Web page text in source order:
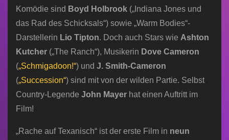
Komödie sind Boyd Holbrook („Indiana Jones und
das Rad des Schicksals“) sowie „Warm Bodies“-
Darstellerin Lio Tipton. Doch auch Stars wie Ashton
Kutcher („The Ranch“), Musikerin Dove Cameron
(„Schmigadoon!“) und J. Smith-Cameron
(„Succession“) sind mit von der wilden Partie. Selbst
Country-Legende John Mayer hat einen Auftritt im
Film!
„Rache auf Texanisch“ ist der erste Film in neun